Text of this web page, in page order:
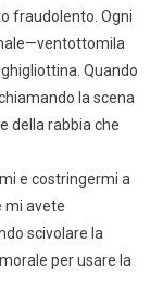
fraudolento. Ogni
Quando
la scena
della rabbia che
e costringermi a
mi avete
scivolare la
per usare la